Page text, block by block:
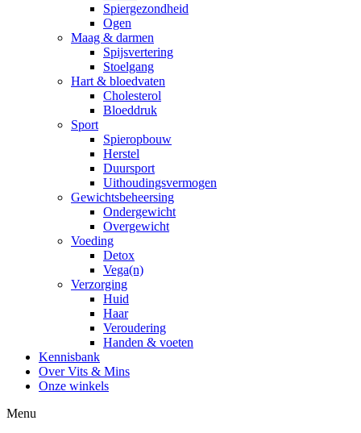
Spiergezondheid
Ogen
Maag & darmen
Spijsvertering
Stoelgang
Hart & bloedvaten
Cholesterol
Bloeddruk
Sport
Spieropbouw
Herstel
Duursport
Uithoudingsvermogen
Gewichtsbeheersing
Ondergewicht
Overgewicht
Voeding
Detox
Vega(n)
Verzorging
Huid
Haar
Veroudering
Handen & voeten
Kennisbank
Over Vits & Mins
Onze winkels
Menu